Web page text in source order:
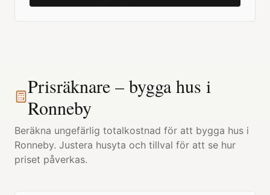
Prisräknare – bygga hus i
Ronneby
Beräkna ungefärlig totalkostnad för att bygga hus i
Ronneby. Justera husyta och tillval för att se hur
priset påverkas.